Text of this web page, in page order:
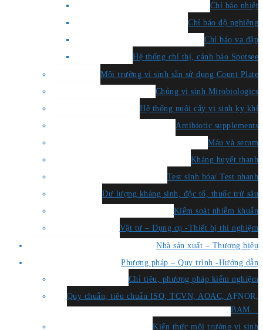
Chỉ báo nhiệt
Chỉ báo độ nghiêng
Chỉ báo va đập
Hệ thống chỉ thị, cảnh báo Spotsee
Môi trường vi sinh sẵn sử dụng Count Plate
Chủng vi sinh Mirobiologics
Hệ thống nuôi cấy vi sinh kỵ khí
Antibiotic supplements
Máu và serum
Kháng huyết thanh
Test sinh hóa/ Test nhanh
Dư lượng kháng sinh, độc tố, thuốc trừ sâu
Kiểm soát nhiễm khuẩn
Vật tư – Dụng cụ -Thiết bị thí nghiệm
Nhà sản xuất – Thương hiệu
Phương pháp – Quy trình -Hướng dẫn
Chỉ tiêu, phương pháp kiểm nghiệm
Quy chuẩn, tiêu chuẩn ISO, TCVN, AOAC, AFNOR,
BAM…
Kiến thức môi trường vi sinh